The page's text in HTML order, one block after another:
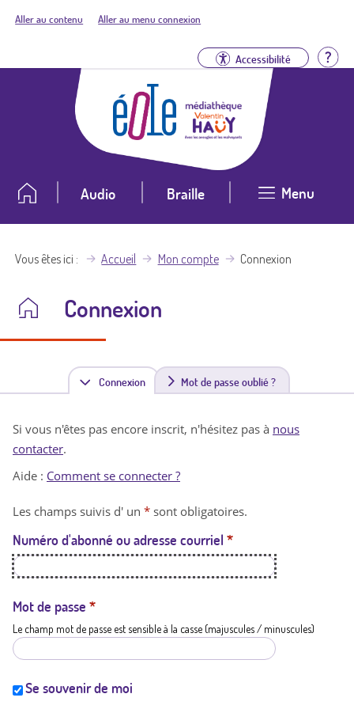
Aller au contenu Aller au menu connexion
Accessibilité
Audio Braille Menu
Vous êtes ici Accueil Mon compte Connexion
Connexion
Connexion(
n
t
a
t
i
Mot de passe oublié ?
Si vous n'êtes pas encore inscrit, n'hésitez pas à nous
contacter.
Aide : Comment se connecter ?
Les champs suivis d' un * sont obligatoires.
Numéro d'abonné ou adresse courriel *
Mot de passe *
Le champ mot de passe est sensible à la casse (majuscules / minuscules)
Se souvenir de moi